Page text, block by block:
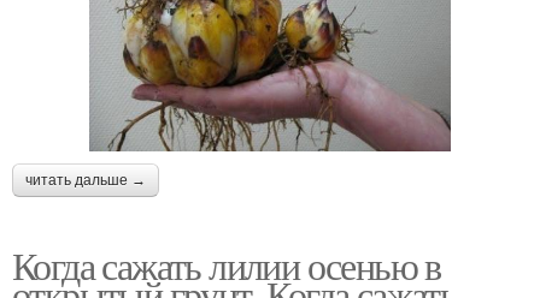
читать дальше →
Когда сажать лилии осенью в